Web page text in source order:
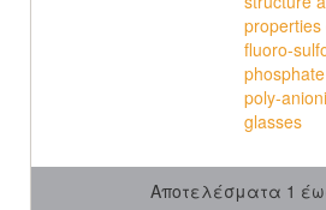
properties
fluoro-
phosphate
poly-
glasses
Αποτελέσματα 1